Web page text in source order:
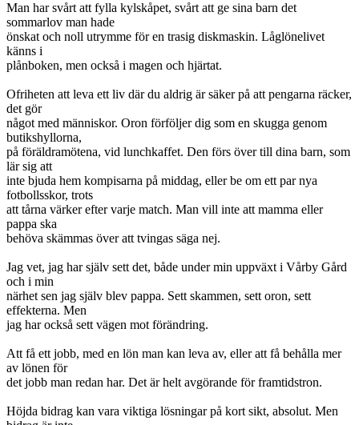
Man har svårt att fylla kylskåpet, svårt att ge sina barn det
sommarlov man hade
önskat och noll utrymme för en trasig diskmaskin. Låglönelivet
känns i
plånboken, men också i magen och hjärtat.
Ofriheten att leva ett liv där du aldrig är säker på att pengarna räcker,
det gör
något med människor. Oron förföljer dig som en skugga genom
butikshyllorna,
på föräldramötena, vid lunchkaffet. Den förs över till dina barn, som
lär sig att
inte bjuda hem kompisarna på middag, eller be om ett par nya
fotbollsskor, trots
att tårna värker efter varje match. Man vill inte att mamma eller
pappa ska
behöva skämmas över att tvingas säga nej.
Jag vet, jag har själv sett det, både under min uppväxt i Vårby Gård
och i min
närhet sen jag själv blev pappa. Sett skammen, sett oron, sett
effekterna. Men
jag har också sett vägen mot förändring.
Att få ett jobb, med en lön man kan leva av, eller att få behålla mer
av lönen för
det jobb man redan har. Det är helt avgörande för framtidstron.
Höjda bidrag kan vara viktiga lösningar på kort sikt, absolut. Men